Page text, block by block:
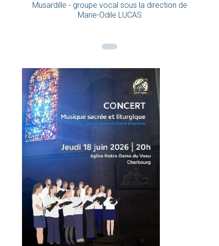
Musardille - groupe vocal sous la direction de
Marie-Odile LUCAS